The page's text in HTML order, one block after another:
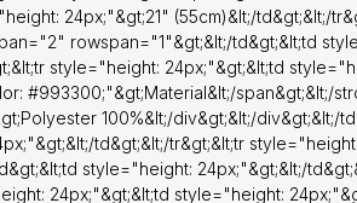
div&gt;&lt;/div&gt;&lt;/td&gt;&lt;td
24px;"&gt;&lt;/td&gt;&lt;/tr&gt;&lt;tr
style="color:
style="height: 24px;"&gt;Do Not
td&gt;&lt;td style="height:
24px;"&gt;&lt;td style="height:
#993300;"&gt;Dry
style="height:
24px;"&gt;21" (55cm)&lt;/td&gt;&lt;/
rowspan="1"&gt;&lt;/td&gt;&lt;td
style="height: 24px;"&gt;&lt;td
#993300;"&gt;Material&lt;/span&gt;&lt;/
100%&lt;/div&gt;&lt;/div&gt;&lt;/
td&gt;&lt;/tr&gt;&lt;tr
style="height: 24px;"&gt;&lt;/
24px;"&gt;&lt;td style="height: